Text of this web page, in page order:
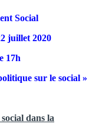
Social
juillet 2020
17h
sur le social »
dans la